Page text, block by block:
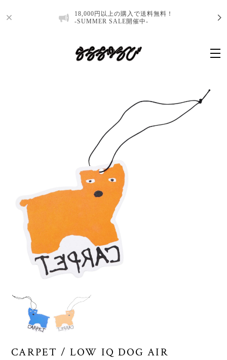
18,000円以上の購入で送料無料！
-SUMMER SALE開催中-
CARPET / LOW IQ DOG AIR